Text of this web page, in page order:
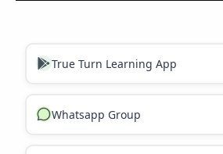
True Turn Learning App
Whatsapp Group